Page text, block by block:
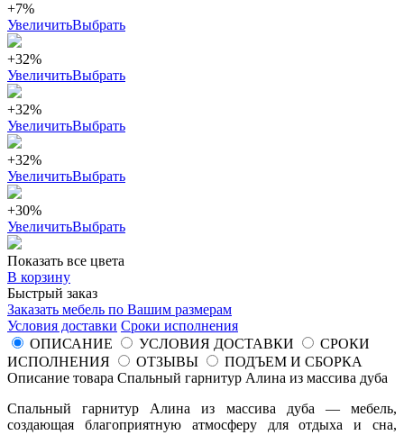
+7%
УвеличитьВыбрать
+32%
УвеличитьВыбрать
+32%
УвеличитьВыбрать
+32%
УвеличитьВыбрать
+30%
УвеличитьВыбрать
Показать все цвета
В корзину
Быстрый заказ
Заказать мебель по Вашим размерам
Условия доставки Сроки исполнения
ОПИСАНИЕ
УСЛОВИЯ ДОСТАВКИ
СРОКИ
ИСПОЛНЕНИЯ
ОТЗЫВЫ
ПОДЪЕМ И СБОРКА
Описание товара Спальный гарнитур Алина из массива дуба
Спальный гарнитур Алина из массива дуба — мебель,
создающая благоприятную атмосферу для отдыха и сна,